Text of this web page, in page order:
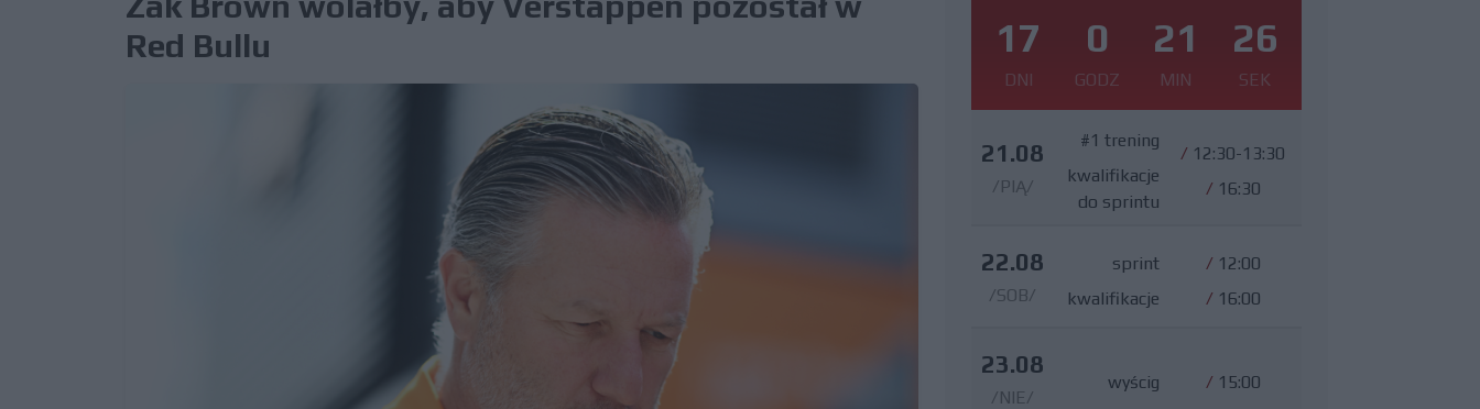
Red Bullu
17
DNI
0
GODZ
21
MIN
25
SEK
21.08
/PIĄ/
#1 trening
kwalifikacje
do sprintu
/ 12:30-13:30
/ 16:30
22.08
/SOB/
sprint
kwalifikacje
/ 12:00
/ 16:00
23.08
/NIE/
wyścig / 15:00